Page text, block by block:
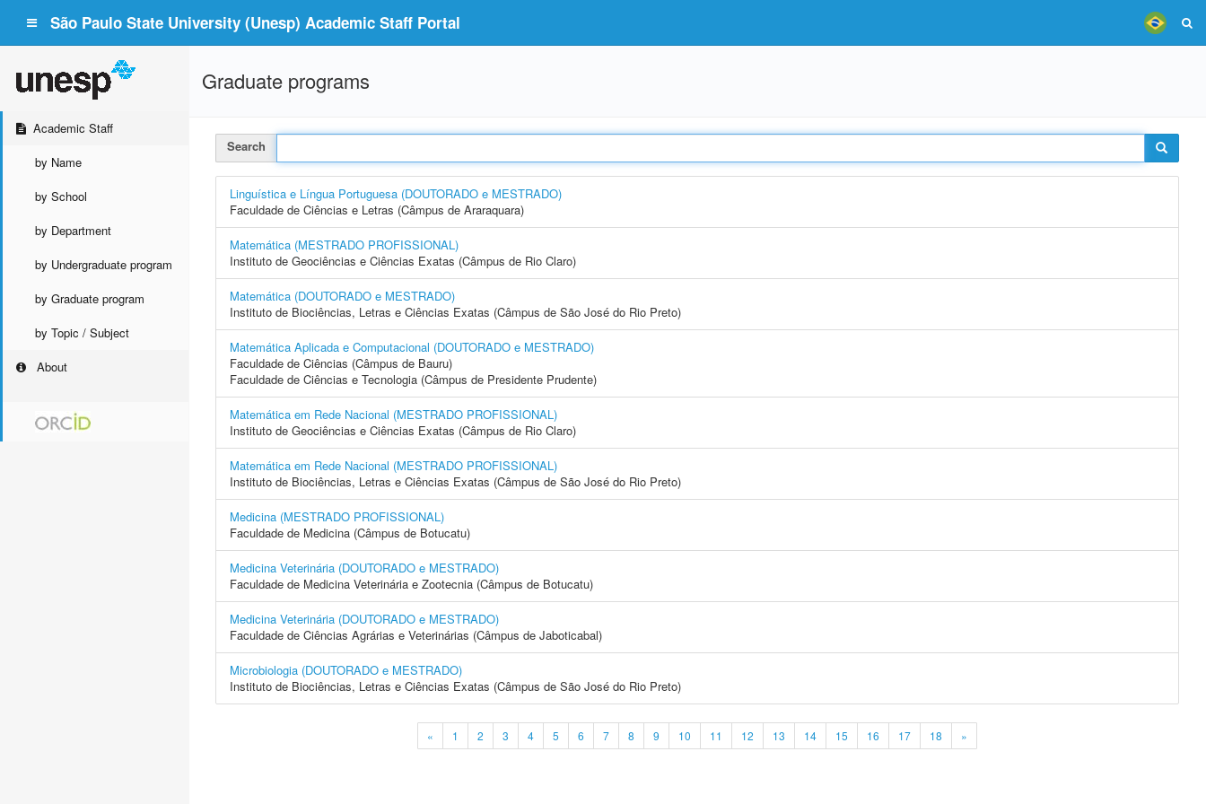
São Paulo State University (Unesp) Academic Staff Portal
Academic Staff
by Name
by School
by Department
by Undergraduate program
by Graduate program
by Topic / Subject
About
Graduate programs
Search
Linguística e Língua Portuguesa (DOUTORADO e MESTRADO)
Faculdade de Ciências e Letras (Câmpus de Araraquara)
Matemática (MESTRADO PROFISSIONAL)
Instituto de Geociências e Ciências Exatas (Câmpus de Rio Claro)
Matemática (DOUTORADO e MESTRADO)
Instituto de Biociências, Letras e Ciências Exatas (Câmpus de São José do Rio Preto)
Matemática Aplicada e Computacional (DOUTORADO e MESTRADO)
Faculdade de Ciências (Câmpus de Bauru)
Faculdade de Ciências e Tecnologia (Câmpus de Presidente Prudente)
Matemática em Rede Nacional (MESTRADO PROFISSIONAL)
Instituto de Geociências e Ciências Exatas (Câmpus de Rio Claro)
Matemática em Rede Nacional (MESTRADO PROFISSIONAL)
Instituto de Biociências, Letras e Ciências Exatas (Câmpus de São José do Rio Preto)
Medicina (MESTRADO PROFISSIONAL)
Faculdade de Medicina (Câmpus de Botucatu)
Medicina Veterinária (DOUTORADO e MESTRADO)
Faculdade de Medicina Veterinária e Zootecnia (Câmpus de Botucatu)
Medicina Veterinária (DOUTORADO e MESTRADO)
Faculdade de Ciências Agrárias e Veterinárias (Câmpus de Jaboticabal)
Microbiologia (DOUTORADO e MESTRADO)
Instituto de Biociências, Letras e Ciências Exatas (Câmpus de São José do Rio Preto)
« 1 2 3 4 5 6 7 8 9 10 11 12 13 14 15 16 17 18 »